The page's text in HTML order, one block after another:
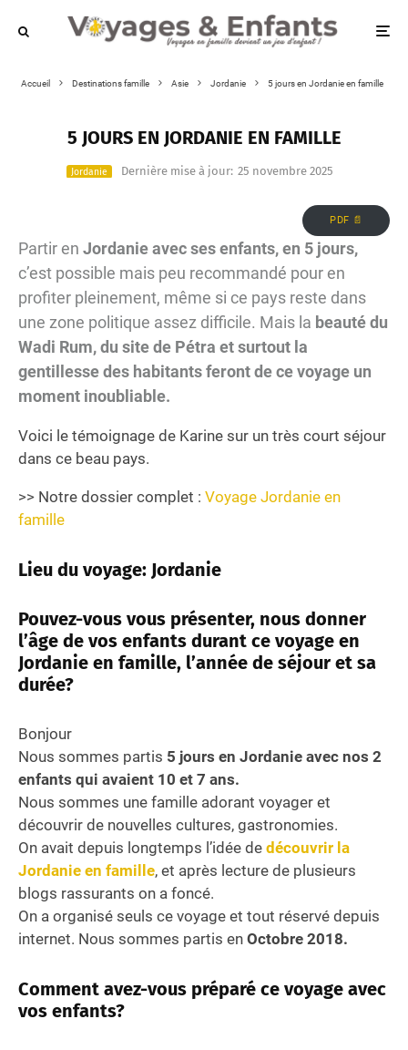
Accueil Destinations famille Asie Jordanie 5 jours en Jordanie en famille
5 JOURS EN JORDANIE EN FAMILLE
Jordanie Dernière mise à jour: 25 novembre 2025
PDF 📄
Partir en Jordanie avec ses enfants, en 5 jours,
c’est possible mais peu recommandé pour en
profiter pleinement, même si ce pays reste dans
une zone politique assez difficile. Mais la beauté du
Wadi Rum, du site de Pétra et surtout la
gentillesse des habitants feront de ce voyage un
moment inoubliable.
Voici le témoignage de Karine sur un très court séjour
dans ce beau pays.
>> Notre dossier complet : Voyage Jordanie en
famille
Lieu du voyage: Jordanie
Pouvez-vous vous présenter, nous donner
l’âge de vos enfants durant ce voyage en
Jordanie en famille, l’année de séjour et sa
durée?
Bonjour
Nous sommes partis 5 jours en Jordanie avec nos 2
enfants qui avaient 10 et 7 ans.
Nous sommes une famille adorant voyager et
découvrir de nouvelles cultures, gastronomies.
On avait depuis longtemps l’idée de découvrir la
Jordanie en famille, et après lecture de plusieurs
blogs rassurants on a foncé.
On a organisé seuls ce voyage et tout réservé depuis
internet. Nous sommes partis en Octobre 2018.
Comment avez-vous préparé ce voyage avec
vos enfants?